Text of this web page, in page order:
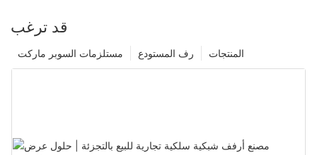
قد ترغب
المنتجات رف المستودع مستلزمات السوبر ماركت